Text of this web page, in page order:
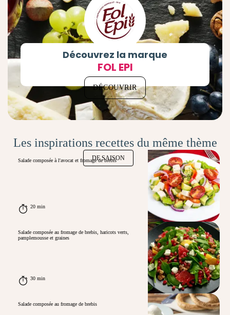
Découvrez la marque
FOL EPI
DÉCOUVRIR
Les inspirations recettes du même thème
DE SAISON
Salade composée à l'avocat et fromage de brebis
20 min
Salade composée au fromage de brebis, haricots verts,
pamplemousse et graines
30 min
Salade composée au fromage de brebis